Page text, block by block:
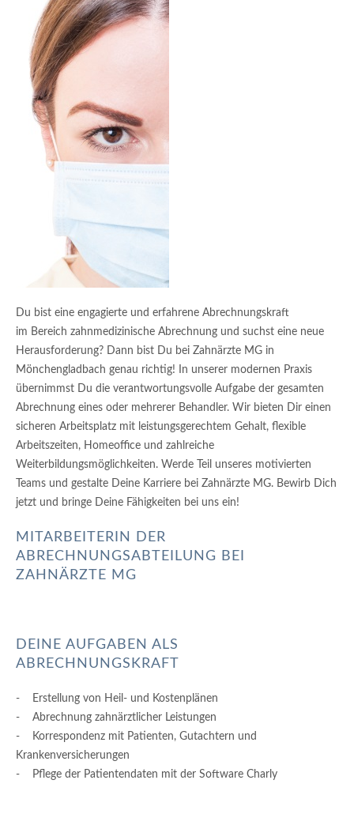
Du bist eine engagierte und erfahrene Abrechnungskraft
im Bereich zahnmedizinische Abrechnung und suchst eine neue
Herausforderung? Dann bist Du bei Zahnärzte MG in
Mönchengladbach genau richtig! In unserer modernen Praxis
übernimmst Du die verantwortungsvolle Aufgabe der gesamten
Abrechnung eines oder mehrerer Behandler. Wir bieten Dir einen
sicheren Arbeitsplatz mit leistungsgerechtem Gehalt, flexible
Arbeitszeiten, Homeoffice und zahlreiche
Weiterbildungsmöglichkeiten. Werde Teil unseres motivierten
Teams und gestalte Deine Karriere bei Zahnärzte MG. Bewirb Dich
jetzt und bringe Deine Fähigkeiten bei uns ein!
MITARBEITERIN DER
ABRECHNUNGSABTEILUNG BEI
ZAHNÄRZTE MG
DEINE AUFGABEN ALS
ABRECHNUNGSKRAFT
- Erstellung von Heil- und Kostenplänen
- Abrechnung zahnärztlicher Leistungen
- Korrespondenz mit Patienten, Gutachtern und
Krankenversicherungen
- Pflege der Patientendaten mit der Software Charly